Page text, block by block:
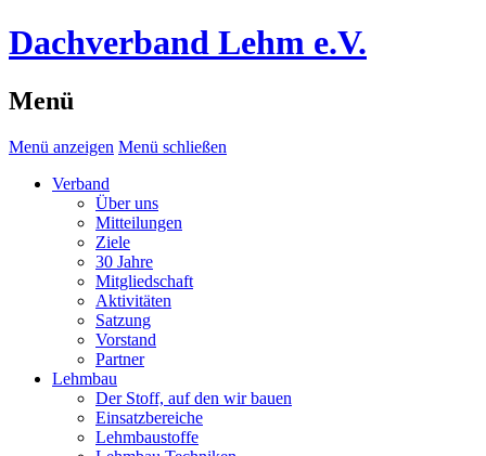
Dachverband Lehm e.V.
Menü
Menü anzeigen Menü schließen
Verband
Über uns
Mitteilungen
Ziele
30 Jahre
Mitgliedschaft
Aktivitäten
Satzung
Vorstand
Partner
Lehmbau
Der Stoff, auf den wir bauen
Einsatzbereiche
Lehmbaustoffe